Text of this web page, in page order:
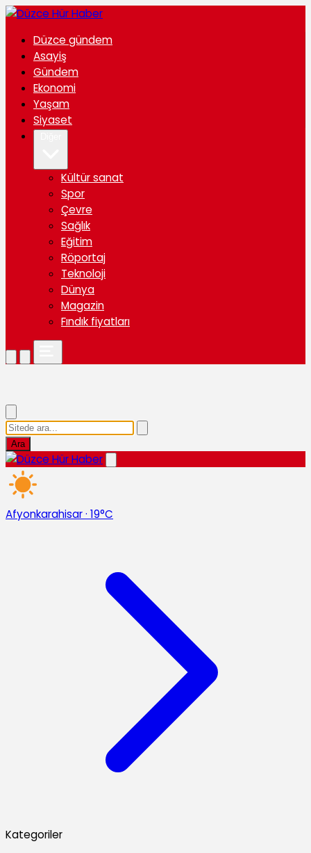
Düzce gündem
Asayiş
Gündem
Ekonomi
Yaşam
Siyaset
Kültür sanat
Spor
Çevre
Sağlık
Eğitim
Röportaj
Teknoloji
Dünya
Magazin
Fındık fiyatları
Ara
Afyonkarahisar· 19°C
Kategoriler